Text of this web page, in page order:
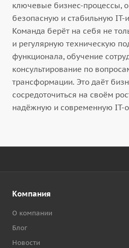
ключевые бизнес-процессы,
безопасную и стабильную IT-
Команда берёт на себя не
и регулярную техническую
функционала, обучение
консультирование по
трансформации. Это даёт
сосредоточиться на своём
надёжную и современную IT-
Компания
О компании
Блог
Новости